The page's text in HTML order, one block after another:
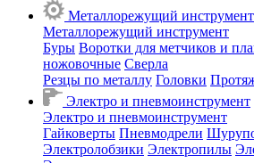
Металлорежущий инструмент
Металлорежущий инструмент
Буры Воротки для метчиков и
ножовочные Сверла
Резцы по металлу Головки
Электро и пневмоинструмент
Электро и пневмоинструмент
Гайковерты Пневмодрели
Электролобзики Электропилы